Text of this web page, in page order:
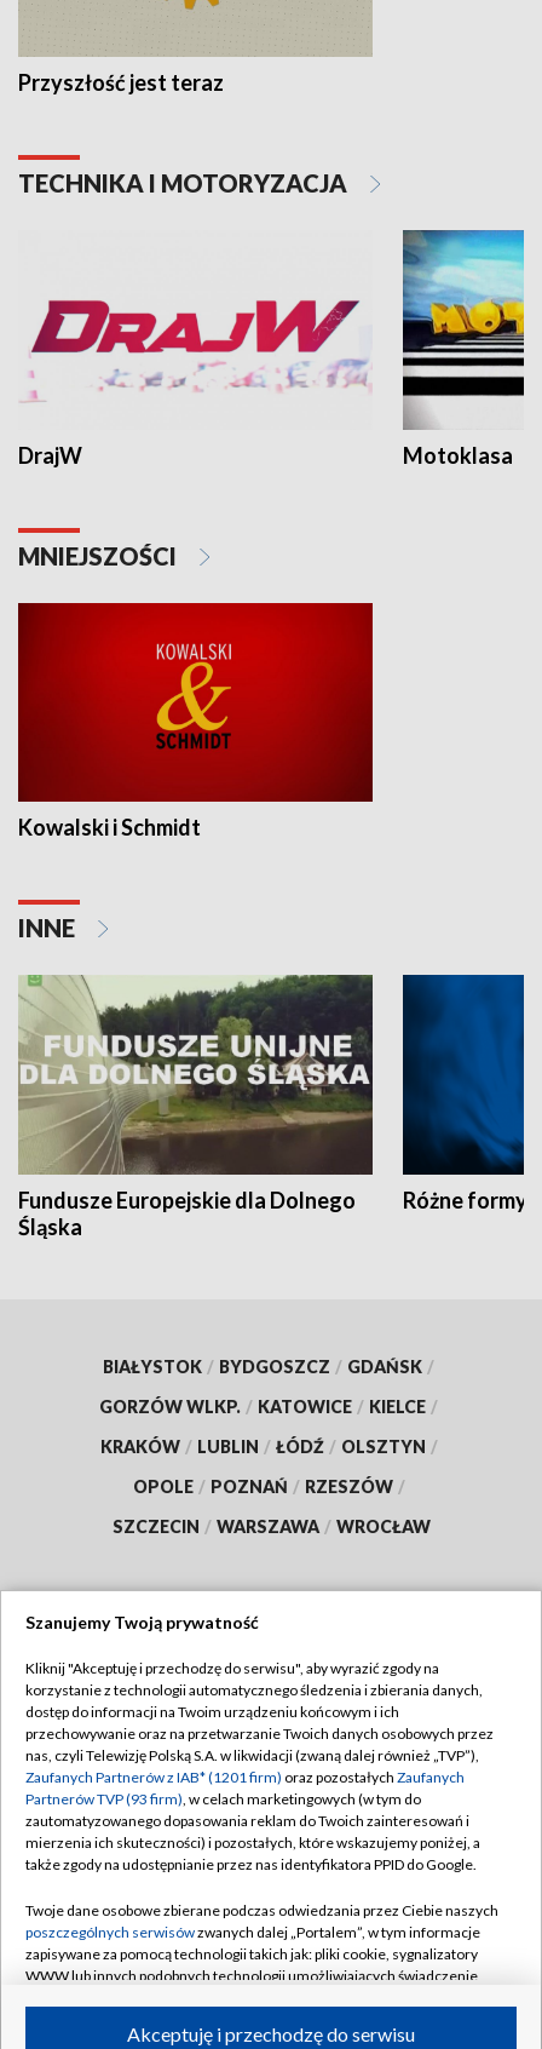
Przyszłość jest teraz
TECHNIKA I MOTORYZACJA
DrajW Motoklasa
MNIEJSZOŚCI
Kowalski i Schmidt
INNE
Fundusze Europejskie dla Dolnego
Śląska
Różne formy
BIAŁYSTOK / BYDGOSZCZ / GDAŃSK /
GORZÓW WLKP. / KATOWICE / KIELCE /
KRAKÓW / LUBLIN / ŁÓDŹ / OLSZTYN /
OPOLE / POZNAŃ / RZESZÓW /
SZCZECIN / WARSZAWA / WROCŁAW
TVP
Abonament TVP
Emisja w TVP
Centrum informacji TVP
Naziemna Telewizja Cyfrowa
Rada Programowa
System NOS
Informacje o nadawcy
Regulamin TVP
Polityka prywatności
Moje zgody
Pomoc
Kontakt
Kanały
Szanujemy Twoją prywatność
Kliknij "Akceptuję i przechodzę do serwisu", aby wyrazić zgody na
korzystanie z technologii automatycznego śledzenia i zbierania danych,
dostęp do informacji na Twoim urządzeniu końcowym i ich
przechowywanie oraz na przetwarzanie Twoich danych osobowych przez
nas, czyli Telewizję Polską S.A. w likwidacji (zwaną dalej również „TVP”),
Zaufanych Partnerów z IAB* (1201 firm) oraz pozostałych Zaufanych
Partnerów TVP (93 firm), w celach marketingowych (w tym do
zautomatyzowanego dopasowania reklam do Twoich zainteresowań i
mierzenia ich skuteczności) i pozostałych, które wskazujemy poniżej, a
także zgody na udostępnianie przez nas identyfikatora PPID do Google.
Twoje dane osobowe zbierane podczas odwiedzania przez Ciebie naszych
poszczególnych serwisówzwanych dalej „Portalem”, w tym informacje
zapisywane za pomocą technologii takich jak: pliki cookie, sygnalizatory
WWW lub innych podobnych technologii umożliwiających świadczenie
ruchu w Internecie.Akceptuję i przechodzę do serwisu